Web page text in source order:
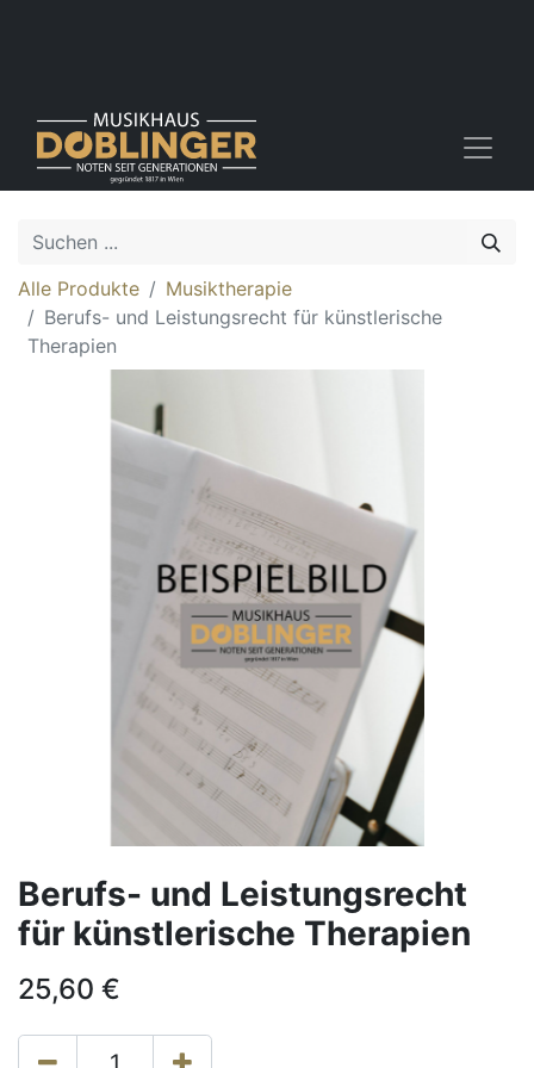
Alle Produkte
Musiktherapie
Berufs- und Leistungsrecht für künstlerische
Therapien
Berufs- und Leistungsrecht
für künstlerische Therapien
25,60 €